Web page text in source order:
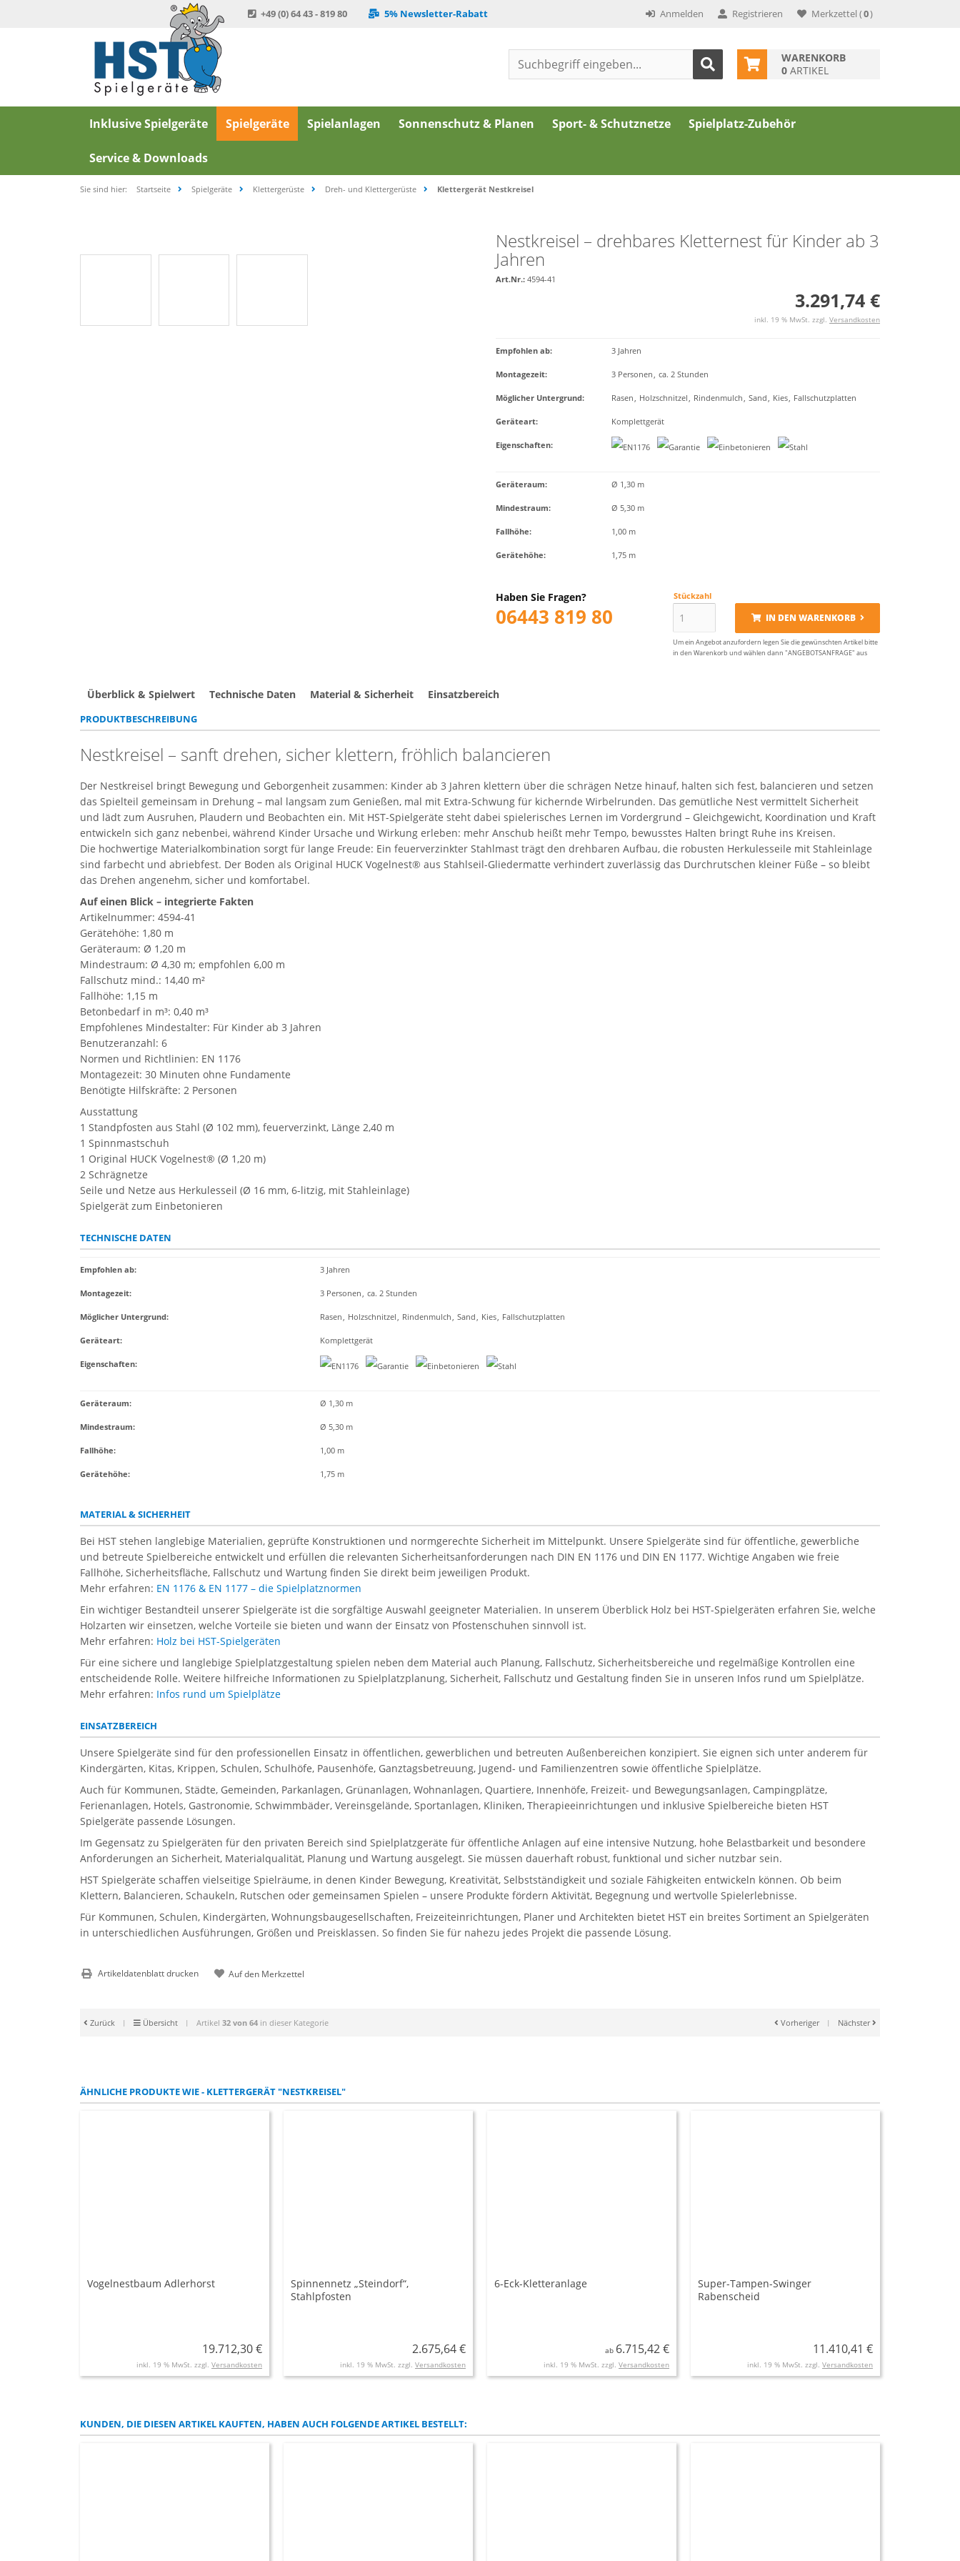
+49 (0) 64 43 - 819 80 5% Newsletter-Rabatt Merkzettel (0)
Registrieren
Anmelden
WARENKORB
0 ARTIKEL
Inklusive Spielgeräte Spielgeräte Spielanlagen Sonnenschutz & Planen Sport- & Schutznetze Spielplatz-Zubehör
Service & Downloads
Sie sind hier: Startseite Spielgeräte Klettergerüste Dreh- und Klettergerüste Klettergerät Nestkreisel
Nestkreisel – drehbares Kletternest für Kinder ab 3
Jahren
Art.Nr.: 4594-41
3.291,74 €
inkl. 19 % MwSt. zzgl. Versandkosten
Empfohlen ab: 3 Jahren
Montagezeit: 3 Personen, ca. 2 Stunden
Möglicher Untergrund: Rasen, Holzschnitzel, Rindenmulch, Sand, Kies, Fallschutzplatten
Geräteart: Komplettgerät
Eigenschaften:
Geräteraum: Ø 1,30 m
Mindestraum: Ø 5,30 m
Fallhöhe: 1,00 m
Gerätehöhe: 1,75 m
Stückzahl
IN DEN WARENKORB
Um ein Angebot anzufordern legen Sie die gewünschten Artikel bitte
in den Warenkorb und wählen dann "ANGEBOTSANFRAGE" aus
Haben Sie Fragen?
06443 819 80
Überblick & Spielwert Technische Daten Material & Sicherheit Einsatzbereich
PRODUKTBESCHREIBUNG
Nestkreisel – sanft drehen, sicher klettern, fröhlich balancieren
Der Nestkreisel bringt Bewegung und Geborgenheit zusammen: Kinder ab 3 Jahren klettern über die schrägen Netze hinauf, halten sich fest, balancieren und setzen
das Spielteil gemeinsam in Drehung – mal langsam zum Genießen, mal mit Extra-Schwung für kichernde Wirbelrunden. Das gemütliche Nest vermittelt Sicherheit
und lädt zum Ausruhen, Plaudern und Beobachten ein. Mit HST-Spielgeräte steht dabei spielerisches Lernen im Vordergrund – Gleichgewicht, Koordination und Kraft
entwickeln sich ganz nebenbei, während Kinder Ursache und Wirkung erleben: mehr Anschub heißt mehr Tempo, bewusstes Halten bringt Ruhe ins Kreisen.
Die hochwertige Materialkombination sorgt für lange Freude: Ein feuerverzinkter Stahlmast trägt den drehbaren Aufbau, die robusten Herkulesseile mit Stahleinlage
sind farbecht und abriebfest. Der Boden als Original HUCK Vogelnest® aus Stahlseil-Gliedermatte verhindert zuverlässig das Durchrutschen kleiner Füße – so bleibt
das Drehen angenehm, sicher und komfortabel.
Auf einen Blick – integrierte Fakten
Artikelnummer: 4594-41
Gerätehöhe: 1,80 m
Geräteraum: Ø 1,20 m
Mindestraum: Ø 4,30 m; empfohlen 6,00 m
Fallschutz mind.: 14,40 m²
Fallhöhe: 1,15 m
Betonbedarf in m³: 0,40 m³
Empfohlenes Mindestalter: Für Kinder ab 3 Jahren
Benutzeranzahl: 6
Normen und Richtlinien: EN 1176
Montagezeit: 30 Minuten ohne Fundamente
Benötigte Hilfskräfte: 2 Personen
Ausstattung
1 Standpfosten aus Stahl (Ø 102 mm), feuerverzinkt, Länge 2,40 m
1 Spinnmastschuh
1 Original HUCK Vogelnest® (Ø 1,20 m)
2 Schrägnetze
Seile und Netze aus Herkulesseil (Ø 16 mm, 6-litzig, mit Stahleinlage)
Spielgerät zum Einbetonieren
TECHNISCHE DATEN
Empfohlen ab: 3 Jahren
Montagezeit: 3 Personen, ca. 2 Stunden
Möglicher Untergrund: Rasen, Holzschnitzel, Rindenmulch, Sand, Kies, Fallschutzplatten
Geräteart: Komplettgerät
Eigenschaften:
Geräteraum: Ø 1,30 m
Mindestraum: Ø 5,30 m
Fallhöhe: 1,00 m
Gerätehöhe: 1,75 m
MATERIAL & SICHERHEIT
Bei HST stehen langlebige Materialien, geprüfte Konstruktionen und normgerechte Sicherheit im Mittelpunkt. Unsere Spielgeräte sind für öffentliche, gewerbliche
und betreute Spielbereiche entwickelt und erfüllen die relevanten Sicherheitsanforderungen nach DIN EN 1176 und DIN EN 1177. Wichtige Angaben wie freie
Fallhöhe, Sicherheitsfläche, Fallschutz und Wartung finden Sie direkt beim jeweiligen Produkt.
Mehr erfahren: EN 1176 & EN 1177 – die Spielplatznormen
Ein wichtiger Bestandteil unserer Spielgeräte ist die sorgfältige Auswahl geeigneter Materialien. In unserem Überblick Holz bei HST-Spielgeräten erfahren Sie, welche
Holzarten wir einsetzen, welche Vorteile sie bieten und wann der Einsatz von Pfostenschuhen sinnvoll ist.
Mehr erfahren: Holz bei HST-Spielgeräten
Für eine sichere und langlebige Spielplatzgestaltung spielen neben dem Material auch Planung, Fallschutz, Sicherheitsbereiche und regelmäßige Kontrollen eine
entscheidende Rolle. Weitere hilfreiche Informationen zu Spielplatzplanung, Sicherheit, Fallschutz und Gestaltung finden Sie in unseren Infos rund um Spielplätze.
Mehr erfahren: Infos rund um Spielplätze
EINSATZBEREICH
Unsere Spielgeräte sind für den professionellen Einsatz in öffentlichen, gewerblichen und betreuten Außenbereichen konzipiert. Sie eignen sich unter anderem für
Kindergärten, Kitas, Krippen, Schulen, Schulhöfe, Pausenhöfe, Ganztagsbetreuung, Jugend- und Familienzentren sowie öffentliche Spielplätze.
Auch für Kommunen, Städte, Gemeinden, Parkanlagen, Grünanlagen, Wohnanlagen, Quartiere, Innenhöfe, Freizeit- und Bewegungsanlagen, Campingplätze,
Ferienanlagen, Hotels, Gastronomie, Schwimmbäder, Vereinsgelände, Sportanlagen, Kliniken, Therapieeinrichtungen und inklusive Spielbereiche bieten HST
Spielgeräte passende Lösungen.
Im Gegensatz zu Spielgeräten für den privaten Bereich sind Spielplatzgeräte für öffentliche Anlagen auf eine intensive Nutzung, hohe Belastbarkeit und besondere
Anforderungen an Sicherheit, Materialqualität, Planung und Wartung ausgelegt. Sie müssen dauerhaft robust, funktional und sicher nutzbar sein.
HST Spielgeräte schaffen vielseitige Spielräume, in denen Kinder Bewegung, Kreativität, Selbstständigkeit und soziale Fähigkeiten entwickeln können. Ob beim
Klettern, Balancieren, Schaukeln, Rutschen oder gemeinsamen Spielen – unsere Produkte fördern Aktivität, Begegnung und wertvolle Spielerlebnisse.
Für Kommunen, Schulen, Kindergärten, Wohnungsbaugesellschaften, Freizeiteinrichtungen, Planer und Architekten bietet HST ein breites Sortiment an Spielgeräten
in unterschiedlichen Ausführungen, Größen und Preisklassen. So finden Sie für nahezu jedes Projekt die passende Lösung.
Artikeldatenblatt drucken
Zurück | Übersicht | Artikel 32 von 64 in dieser Kategorie Vorheriger | Nächster
ÄHNLICHE PRODUKTE WIE - KLETTERGERÄT "NESTKREISEL"
Vogelnestbaum Adlerhorst
19.712,30 €
inkl. 19 % MwSt. zzgl. Versandkosten
Spinnennetz „Steindorf“,
Stahlpfosten
2.675,64 €
inkl. 19 % MwSt. zzgl. Versandkosten
6-Eck-Kletteranlage
ab 6.715,42 €
inkl. 19 % MwSt. zzgl. Versandkosten
Super-Tampen-Swinger
Rabenscheid
11.410,41 €
inkl. 19 % MwSt. zzgl. Versandkosten
KUNDEN, DIE DIESEN ARTIKEL KAUFTEN, HABEN AUCH FOLGENDE ARTIKEL BESTELLT: